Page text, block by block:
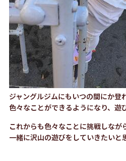
ジャングルジムにもいつの間にか登
色々なことができるようになり、遊
これからも色々なことに挑戦しなが
一緒に沢山の遊びをしていきたいと